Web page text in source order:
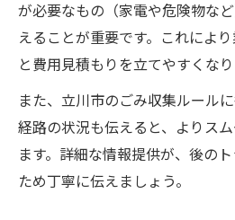
が必要なもの（家電や危険物な
えることが重要です。これによ
と費用見積もりを立てやすくなり
また、立川市のごみ収集ルール
経路の状況も伝えると、よりス
ます。詳細な情報提供が、後の
ため丁寧に伝えましょう。